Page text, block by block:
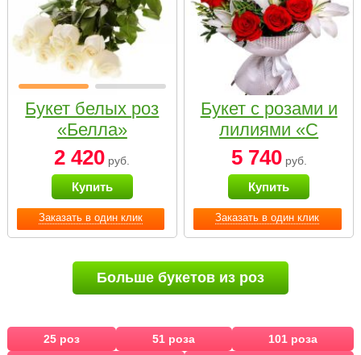
Заказать в один клик
Букет белых роз
«Белла»
2 420 руб.
Купить
Заказать в один клик
Букет с розами и
лилиями «С
наилучшими
пожеланиями»
5 740руб.
Купить
Больше букетов из роз
25 роз 51 роза
101 роза